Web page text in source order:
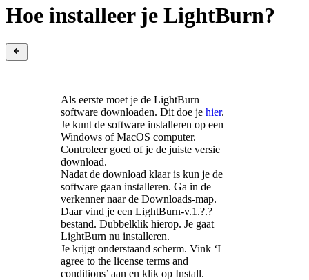
Hoe installeer je LightBurn?
Als eerste moet je de LightBurn
software downloaden. Dit doe je hier.
Je kunt de software installeren op een
Windows of MacOS computer.
Controleer goed of je de juiste versie
download.
Nadat de download klaar is kun je de
software gaan installeren. Ga in de
verkenner naar de Downloads-map.
Daar vind je een LightBurn-v.1.?.?
bestand. Dubbelklik hierop. Je gaat
LightBurn nu installeren.
Je krijgt onderstaand scherm. Vink ‘I
agree to the license terms and
conditions’ aan en klik op Install.